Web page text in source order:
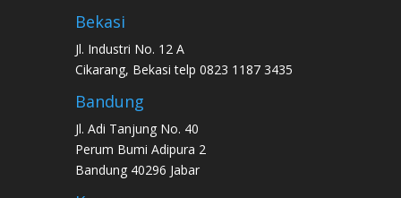
Bekasi
Jl. Industri No. 12 A
Cikarang, Bekasi telp 0823 1187 3435
Bandung
Jl. Adi Tanjung No. 40
Perum Bumi Adipura 2
Bandung 40296 Jabar